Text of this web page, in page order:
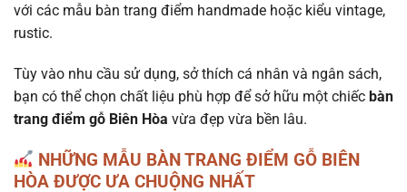
với các mẫu bàn trang điểm handmade hoặc kiểu vintage,
rustic.
Tùy vào nhu cầu sử dụng, sở thích cá nhân và ngân sách,
bạn có thể chọn chất liệu phù hợp để sở hữu một chiếc bàn
trang điểm gỗ Biên Hòa vừa đẹp vừa bền lâu.
NHỮNG MẪU BÀN TRANG ĐIỂM GỖ BIÊN
HÒA ĐƯỢC ƯA CHUỘNG NHẤT